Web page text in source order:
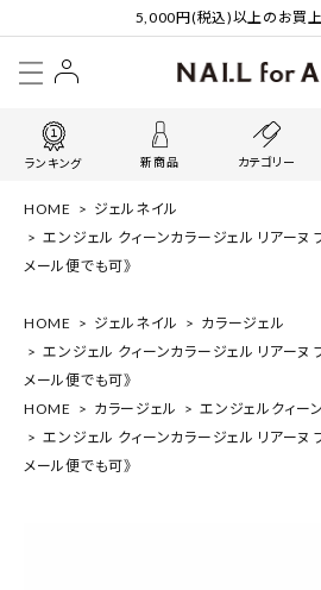
5,000円(税込)以上のお買
ランキング 新商品 カテゴリー
HOME
ジェルネイル
エンジェル クィーンカラージェル リアーヌ
メール便でも可》
HOME ジェルネイル
カラージェル
エンジェル クィーンカラージェル リアーヌ
メール便でも可》
HOME
カラージェル
エンジェルクィーン
エンジェル クィーンカラージェル リアーヌ
メール便でも可》